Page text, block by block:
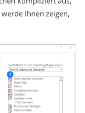
Ihnen zeigen,